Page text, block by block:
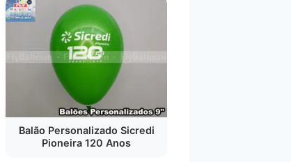
Balão Personalizado Sicredi
Pioneira 120 Anos